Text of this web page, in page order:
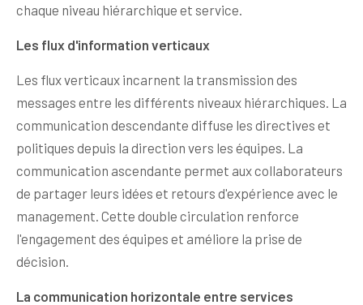
chaque niveau hiérarchique et service.
Les flux d'information verticaux
Les flux verticaux incarnent la transmission des
messages entre les différents niveaux hiérarchiques. La
communication descendante diffuse les directives et
politiques depuis la direction vers les équipes. La
communication ascendante permet aux collaborateurs
de partager leurs idées et retours d'expérience avec le
management. Cette double circulation renforce
l'engagement des équipes et améliore la prise de
décision.
La communication horizontale entre services